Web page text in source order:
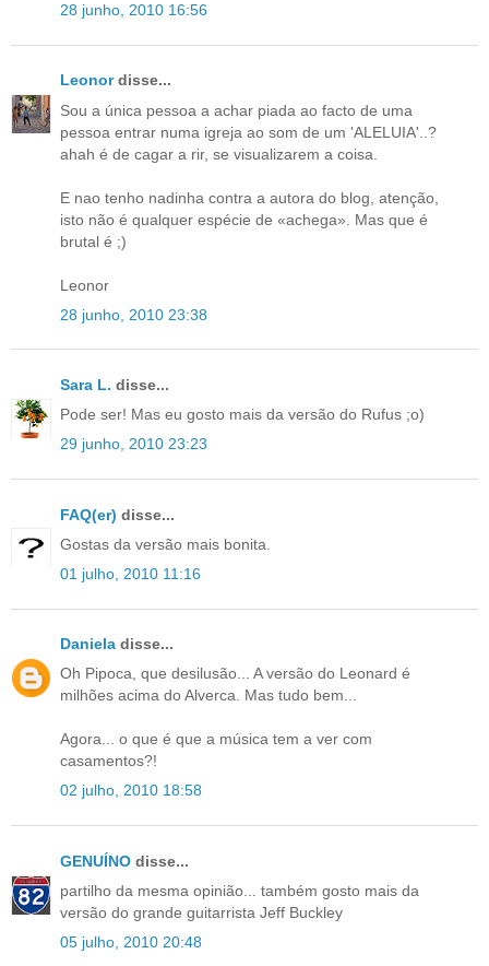
28 junho, 2010 16:56
Leonordisse...
Sou a única pessoa a achar piada ao facto de uma
pessoa entrar numa igreja ao som de um 'ALELUIA'..?
ahah é de cagar a rir, se visualizarem a coisa.
E nao tenho nadinha contra a autora do blog, atenção,
isto não é qualquer espécie de «achega». Mas que é
brutal é ;)
Leonor
28 junho, 2010 23:38
Sara L. disse...
Pode ser! Mas eu gosto mais da versão do Rufus ;o)
29 junho, 2010 23:23
FAQ(er) disse...
Gostas da versão mais bonita.
01 julho, 2010 11:16
Daniela disse...
Oh Pipoca, que desilusão... A versão do Leonard é
milhões acima do Alverca. Mas tudo bem...
Agora... o que é que a música tem a ver com
casamentos?!
02 julho, 2010 18:58
GENUÍNO disse...
partilho da mesma opinião... também gosto mais da
versão do grande guitarrista Jeff Buckley
05 julho, 2010 20:48